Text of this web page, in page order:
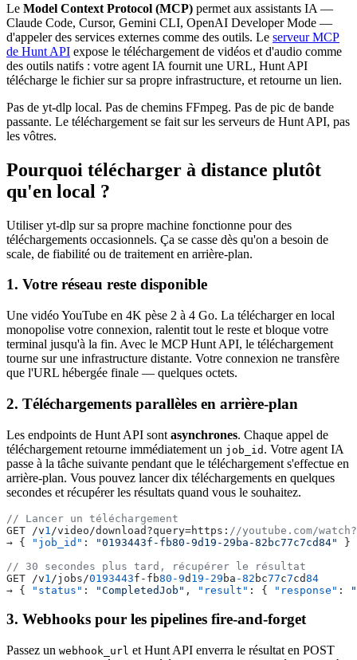
Le Model Context Protocol (MCP) permet aux assistants IA —
Claude Code, Cursor, Gemini CLI, OpenAI Developer Mode —
d'appeler des services externes comme des outils. Le serveur MCP
de Hunt API expose le téléchargement de vidéos et d'audio comme
des outils natifs : votre agent IA fournit une URL, Hunt API
télécharge le fichier sur sa propre infrastructure, et retourne un lien.
Pas de yt-dlp local. Pas de chemins FFmpeg. Pas de pic de bande
passante. Le téléchargement se fait sur les serveurs de Hunt API, pas
les vôtres.
Pourquoi télécharger à distance plutôt
qu'en local ?
Utiliser yt-dlp sur sa propre machine fonctionne pour des
téléchargements occasionnels. Ça se casse dès qu'on a besoin de
scale, de fiabilité ou de traitement en arrière-plan.
1. Votre réseau reste disponible
Une vidéo YouTube en 4K pèse 2 à 4 Go. La télécharger en local
monopolise votre connexion, ralentit tout le reste et bloque votre
terminal jusqu'à la fin. Avec le MCP Hunt API, le téléchargement
tourne sur une infrastructure distante. Votre connexion ne transfère
que l'URL hébergée finale — quelques octets.
2. Téléchargements parallèles en arrière-plan
Les endpoints de Hunt API sont asynchrones. Chaque appel de
téléchargement retourne immédiatement un job_id . Votre agent IA
passe à la tâche suivante pendant que le téléchargement s'effectue en
arrière-plan. Vous pouvez lancer dix téléchargements en quelques
secondes et récupérer les résultats quand vous le souhaitez.
// Lancer un téléchargement
GET /v1 /video/download?query=https: //youtube.com/
→ {
"job_id" : "0193443f-fb80-9d19-29ba-82bc77c7cd84"
}
// 30 secondes plus tard, récupérer le résultat
GET /v1 /jobs/0193443f-fb80-9d 19-29 ba -82 bc77c7cd84
→ {
"status" : "CompletedJob" , "result" : { "response" :
3. Webhooks pour les pipelines fire-and-forget
Passez un webhook_url et Hunt API enverra le résultat en POST